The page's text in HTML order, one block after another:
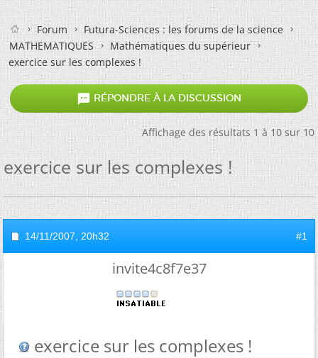
Forum
Futura-Sciences : les forums de la science
MATHEMATIQUES
Mathématiques du supérieur
exercice sur les complexes !
 RÉPONDRE À LA DISCUSSION
Affichage des résultats 1 à 10 sur 10
exercice sur les complexes !
14/11/2007, 20h32 #1
invite4c8f7e37
exercice sur les complexes !